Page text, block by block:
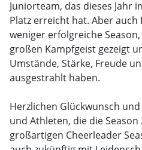
Juniorteam, das dieses Jahr
Platz erreicht hat. Aber
weniger erfolgreiche
großen Kampfgeist gezeigt
Umstände, Stärke, Freude
ausgestrahlt haben.
Herzlichen Glückwunsch
und Athleten, die die Season
großartigen Cheerleader